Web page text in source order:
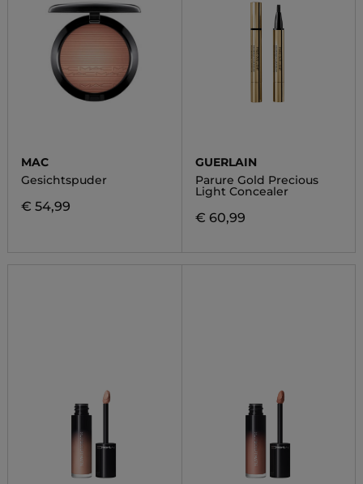
MAC
Gesichtspuder
€ 54,99
GUERLAIN
Parure Gold Precious
Light Concealer
€ 60,99